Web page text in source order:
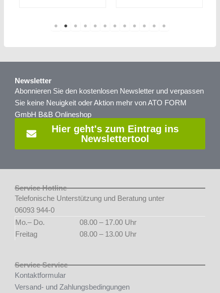
Newsletter
Abonnieren Sie den kostenlosen Newsletter und verpassen
Sie keine Neuigkeit oder Aktion mehr von ATO FORM
GmbH B&B Onlineshop
Hier geht's zum Eintrag ins
Newslettertool
Service Hotline
Telefonische Unterstützung und Beratung unter
06093 944-0
Mo.– Do.
08.00 – 17.00 Uhr
Freitag
08.00 – 13.00 Uhr
Service Service
Kontaktformular
Versand- und Zahlungsbedingungen